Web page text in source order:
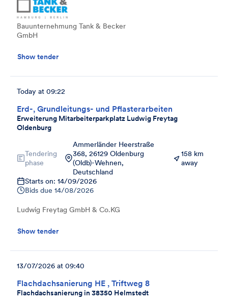
Bauunternehmung Tank & Becker
GmbH
Show tender
Erd-, Grundleitungs- und Pflasterarbeiten
Erweiterung Mitarbeiterparkplatz Ludwig Freytag
Oldenburg
Today at 09:22
Tendering
phase
Ammerländer Heerstraße
368, 26129 Oldenburg
(Oldb)-Wehnen,
Deutschland
158 km
away
Starts on: 14/09/2026
Bids due 14/08/2026
Ludwig Freytag GmbH & Co.KG
Show tender
Flachdachsanierung HE , Triftweg 8
Flachdachsanierung in 38350 Helmstedt
13/07/2026 at 09:40